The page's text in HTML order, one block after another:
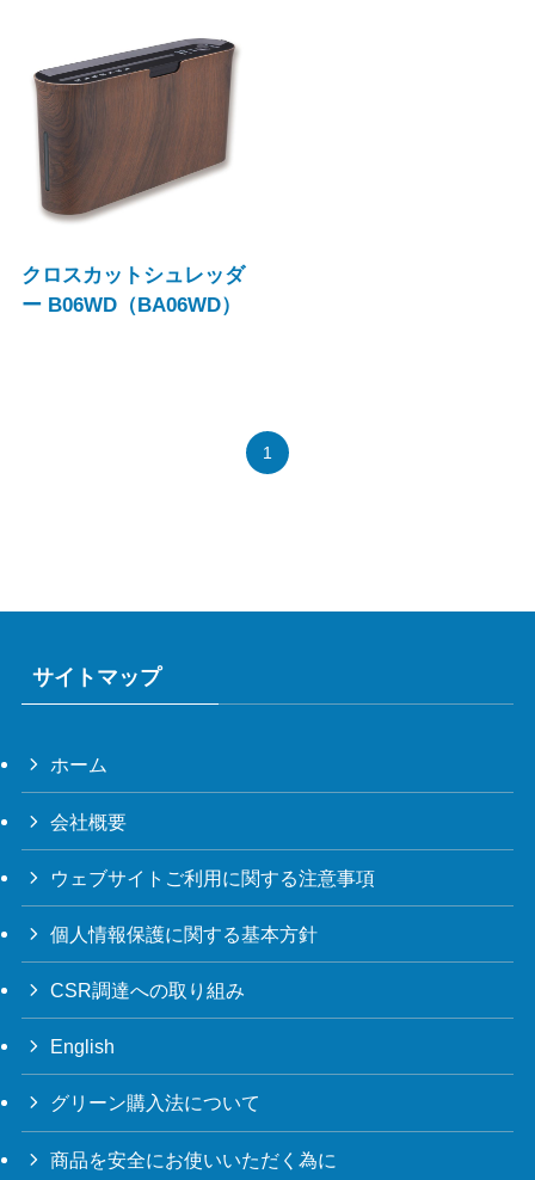
クロスカットシュレッダ
ー B06WD（BA06WD）
1
サイトマップ
ホーム
会社概要
ウェブサイトご利用に関する注意事項
個人情報保護に関する基本方針
CSR調達への取り組み
English
グリーン購入法について
商品を安全にお使いいただく為に